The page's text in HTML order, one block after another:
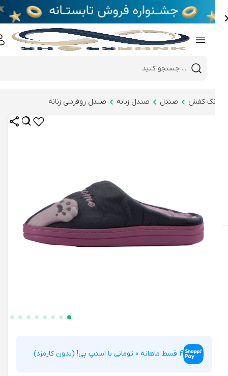
Mobile header search
e
کفش صندل صندل زنانه صندل روفرشی زنانه
4 قسط ماهانه 0 تومانی با اسنپ پی! (بدون کارمزد)